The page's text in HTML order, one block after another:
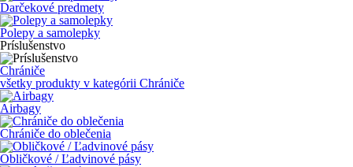
Darčekové predmety
Polepy a samolepky
Príslušenstvo
Chrániče
všetky produkty v kategórii Chrániče
Airbagy
Chrániče do oblečenia
Obličkové / Ľadvinové pásy